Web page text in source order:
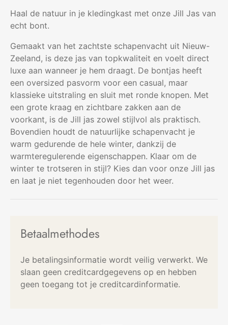
Haal de natuur in je kledingkast met onze Jill Jas van
echt bont.
Gemaakt van het zachtste schapenvacht uit Nieuw-
Zeeland, is deze jas van topkwaliteit en voelt direct
luxe aan wanneer je hem draagt. De bontjas heeft
een oversized pasvorm voor een casual, maar
klassieke uitstraling en sluit met ronde knopen. Met
een grote kraag en zichtbare zakken aan de
voorkant, is de Jill jas zowel stijlvol als praktisch.
Bovendien houdt de natuurlijke schapenvacht je
warm gedurende de hele winter, dankzij de
warmteregulerende eigenschappen. Klaar om de
winter te trotseren in stijl? Kies dan voor onze Jill jas
en laat je niet tegenhouden door het weer.
Betaalmethodes
Je betalingsinformatie wordt veilig verwerkt. We
slaan geen creditcardgegevens op en hebben
geen toegang tot je creditcardinformatie.